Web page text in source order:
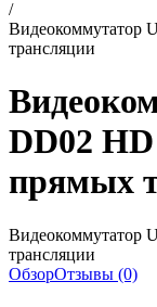
/
Видеокоммутатор
трансляции
DD02
прямых
Видеокоммутатор
трансляции
ОбзорОтзывы (0)